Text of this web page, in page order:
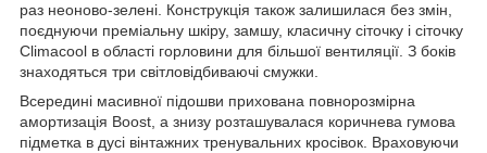
раз неоново-зелені. Конструкція також залишилася без змін,
поєднуючи преміальну шкіру, замшу, класичну сіточку і сіточку
Climacool в області горловини для більшої вентиляції. З боків
знаходяться три світловідбиваючі смужки.
Всередині масивної підошви прихована повнорозмірна
амортизація Boost, а знизу розташувалася коричнева гумова
підметка в дусі вінтажних тренувальних кросівок. Враховуючи